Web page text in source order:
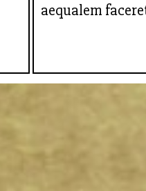
aequalem